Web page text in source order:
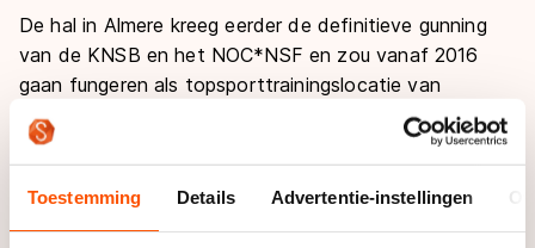
Toestemming Details Advertentie-instellingen
De hal in Almere kreeg eerder de definitieve gunning
van de KNSB en het NOC*NSF en zou vanaf 2016
gaan fungeren als topsporttrainingslocatie van
Nederland. De baan verzekerde zich daarmee van de
organisatie van een internationaal toernooi per jaar.
Voorwaarde bij dat besluit was wel dat het
consortium achter Icedôme de financiering van in